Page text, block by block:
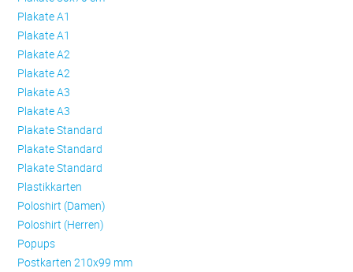
Plakate A1
Plakate A1
Plakate A2
Plakate A2
Plakate A3
Plakate A3
Plakate Standard
Plakate Standard
Plakate Standard
Plastikkarten
Poloshirt (Damen)
Poloshirt (Herren)
Popups
Postkarten 210x99 mm